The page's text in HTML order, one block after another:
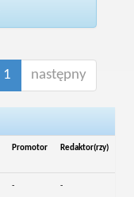
1 następny
Promotor Redaktor(rzy)
- -